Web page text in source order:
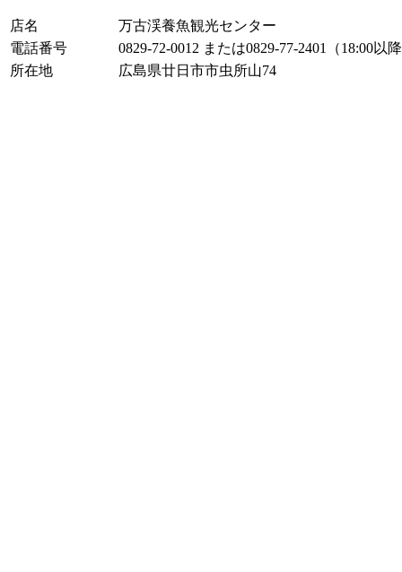
店名
万古渓養魚観光センター
電話番号
0829-72-0012 または0829-77-2401（18:00以
所在地
広島県廿日市市虫所山74